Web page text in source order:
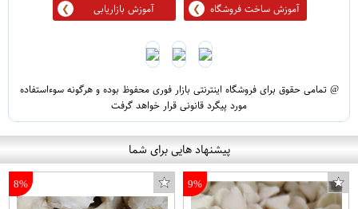
آموزش ساخت فروشگاه آموزش بازاریابی
@ تمامی حقوق برای فروشگاه اینترنتی بازار فوری محفوظ بوده و هرگونه سوءاستفاده
مورد پیگرد قانونی قرار خواهد گرفت
پیشنهاد هایی برای شما
9%
8%